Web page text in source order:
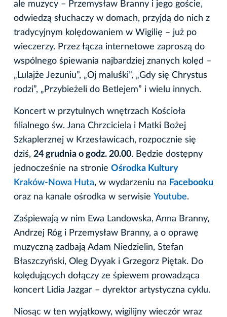
ale muzycy – Przemysław Branny i jego goście,
odwiedzą słuchaczy w domach, przyjdą do nich z
tradycyjnym kolędowaniem w Wigilię – już po
wieczerzy. Przez łącza internetowe zaproszą do
wspólnego śpiewania najbardziej znanych kolęd –
„Lulajże Jezuniu”, „Oj maluśki”, „Gdy się Chrystus
rodzi”, „Przybieżeli do Betlejem” i wielu innych.
Koncert w przytulnych wnętrzach Kościoła
filialnego św. Jana Chrzciciela i Matki Bożej
Szkaplerznej w Krzesławicach, rozpocznie się
dziś, 24 grudnia o godz. 20.00. Będzie dostępny
jednocześnie na stronie Ośrodka Kultury
Kraków-Nowa Huta, w wydarzeniu na Facebooku
oraz na kanale ośrodka w serwisie Youtube.
Zaśpiewają w nim Ewa Landowska, Anna Branny,
Andrzej Róg i Przemysław Branny, a o oprawę
muzyczną zadbają Adam Niedzielin, Stefan
Błaszczyński, Oleg Dyyak i Grzegorz Piętak. Do
kolędujących dołączy ze śpiewem prowadząca
koncert Lidia Jazgar – dyrektor artystyczna cyklu.
Niosąc w ten wyjątkowy, wigilijny wieczór wraz